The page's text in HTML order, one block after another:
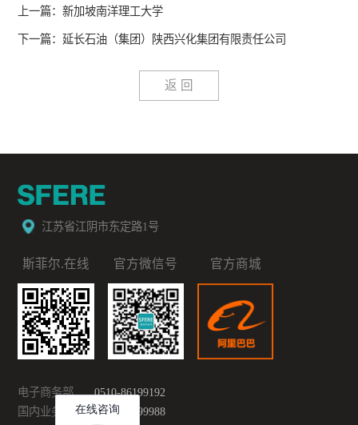
上一篇：新加坡南洋理工大学
下一篇：延长石油（集团）陕西兴化集团有限责任公司
返 回
江苏省江阴市东定路1号
斯菲尔.在线 官方微信号 官方商城
电子商务部
0510-86199192
国内业务部
0510-86199988